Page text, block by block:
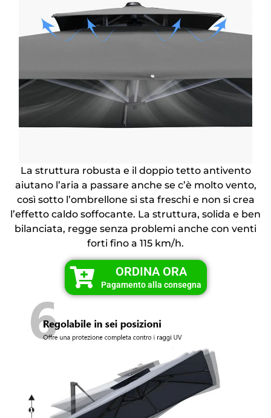
La struttura robusta e il doppio tetto antivento
aiutano l’aria a passare anche se c’è molto vento,
così sotto l’ombrellone si sta freschi e non si crea
l’effetto caldo soffocante. La struttura, solida e ben
bilanciata, regge senza problemi anche con venti
forti fino a 115 km/h.
ORDINA ORA
Pagamento alla consegna